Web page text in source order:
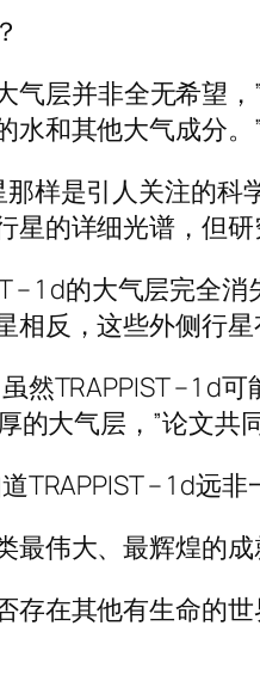
气层并非全无希
水和其他大气成分。”
样是引人关注的
的详细光谱，但研
– 1 d的大气层完全
反，这些外侧行
然TRAPPIST – 1 d
大气层，”论文共
TRAPPIST – 1 d远
最伟大、最辉煌的
存在其他有生命的